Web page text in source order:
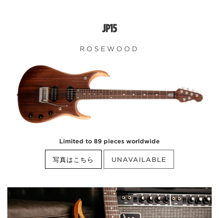
JP15
ROSEWOOD
Limited to 89 pieces worldwide
写真はこちら UNAVAILABLE